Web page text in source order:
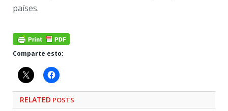
países.
Comparte esto:
RELATED POSTS